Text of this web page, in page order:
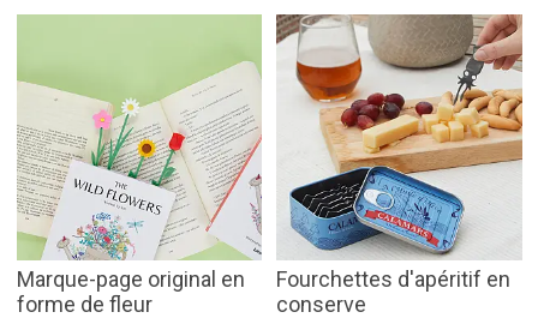
Marque-page original en
forme de fleur
Fourchettes d'apéritif en
conserve